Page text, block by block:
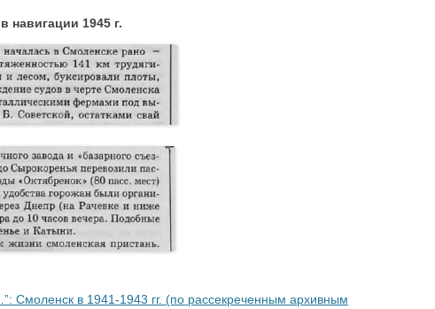
навигации 1945 г.
Смоленск в 1941-1943 гг. (по рассекреченным архивным